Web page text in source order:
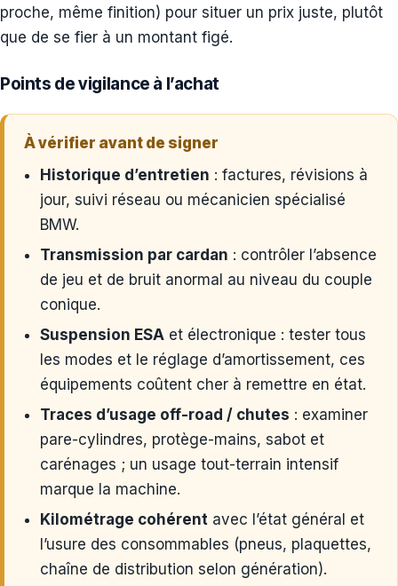
proche, même finition) pour situer un prix juste, plutôt
que de se fier à un montant figé.
Points de vigilance à l’achat
À vérifier avant de signer
Historique d’entretien : factures, révisions à
jour, suivi réseau ou mécanicien spécialisé
BMW.
Transmission par cardan : contrôler l’absence
de jeu et de bruit anormal au niveau du couple
conique.
Suspension ESA et électronique : tester tous
les modes et le réglage d’amortissement, ces
équipements coûtent cher à remettre en état.
Traces d’usage off-road / chutes : examiner
pare-cylindres, protège-mains, sabot et
carénages ; un usage tout-terrain intensif
marque la machine.
Kilométrage cohérent avec l’état général et
l’usure des consommables (pneus, plaquettes,
chaîne de distribution selon génération).